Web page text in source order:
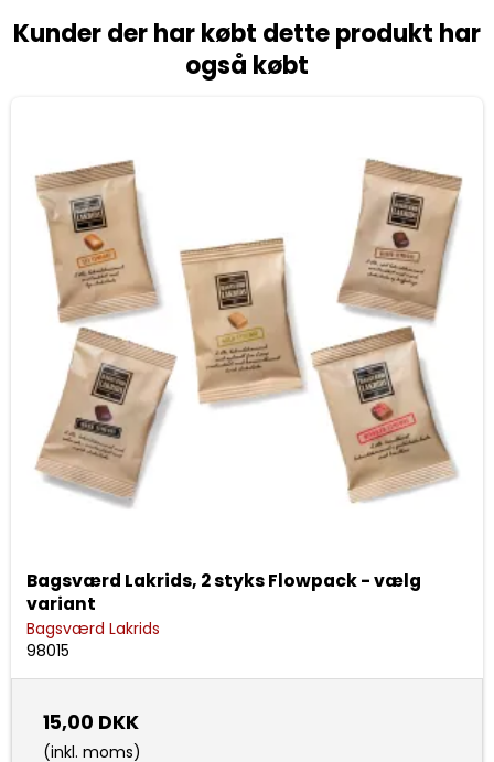
Kunder der har købt dette produkt har
også købt
Bagsværd Lakrids, 2 styks Flowpack - vælg
variant
Bagsværd Lakrids
98015
15,00 DKK
(inkl. moms)